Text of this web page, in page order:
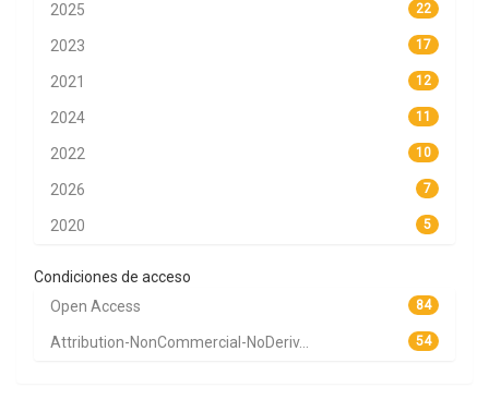
22
2025
17
2023
12
2021
11
2024
10
2022
7
2026
5
2020
Condiciones de acceso
84
Open Access
54
Attribution-NonCommercial-NoDeriv...